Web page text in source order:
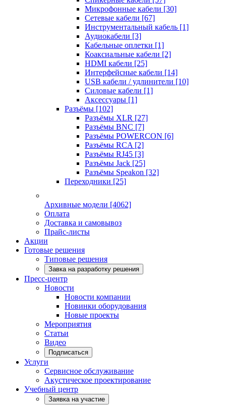
Микрофонные кабели [30]
Сетевые кабели [67]
Инструментальный кабель [1]
Аудиокабели [3]
Кабельные оплетки [1]
Коаксиальные кабели [2]
HDMI кабели [25]
Интерфейсные кабели [14]
USB кабели / удлинители [10]
Силовые кабели [1]
Аксессуары [1]
Разъёмы [102]
Разъёмы XLR [27]
Разъёмы BNC [7]
Разъёмы POWERCON [6]
Разъёмы RCA [2]
Разъёмы RJ45 [3]
Разъёмы Jack [25]
Разъёмы Speakon [32]
Переходники [25]
Архивные модели [4062]
Оплата
Доставка и самовывоз
Прайс-листы
Акции
Готовые решения
Типовые решения
Завка на разработку решения
Пресс-центр
Новости
Новости компании
Новинки оборудования
Новые проекты
Мероприятия
Статьи
Видео
Подписаться
Услуги
Сервисное обслуживание
Акустическое проектирование
Учебный центр
Заявка на участие